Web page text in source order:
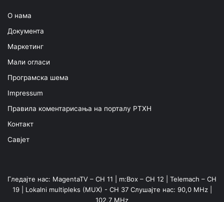
О нама
Документа
Маркетинг
Мали огласи
Програмска шема
Impressum
Правила коментарисања на порталу РТХН
Контакт
Савјет
Гледајте нас: MagentaTV – CH 11 | m:Box – CH 12 | Telemach – CH
19 | Lokalni multipleks (MUX) - CH 37 Слушајте нас: 90,0 MHz |
102,7 MHz